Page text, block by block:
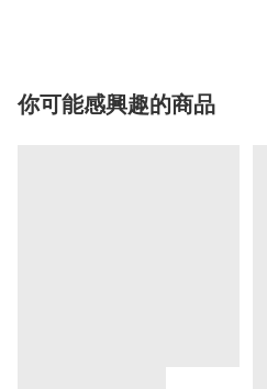
你可能感興趣的商品